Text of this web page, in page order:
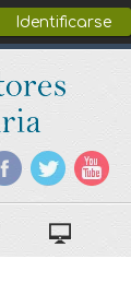
Identificarse